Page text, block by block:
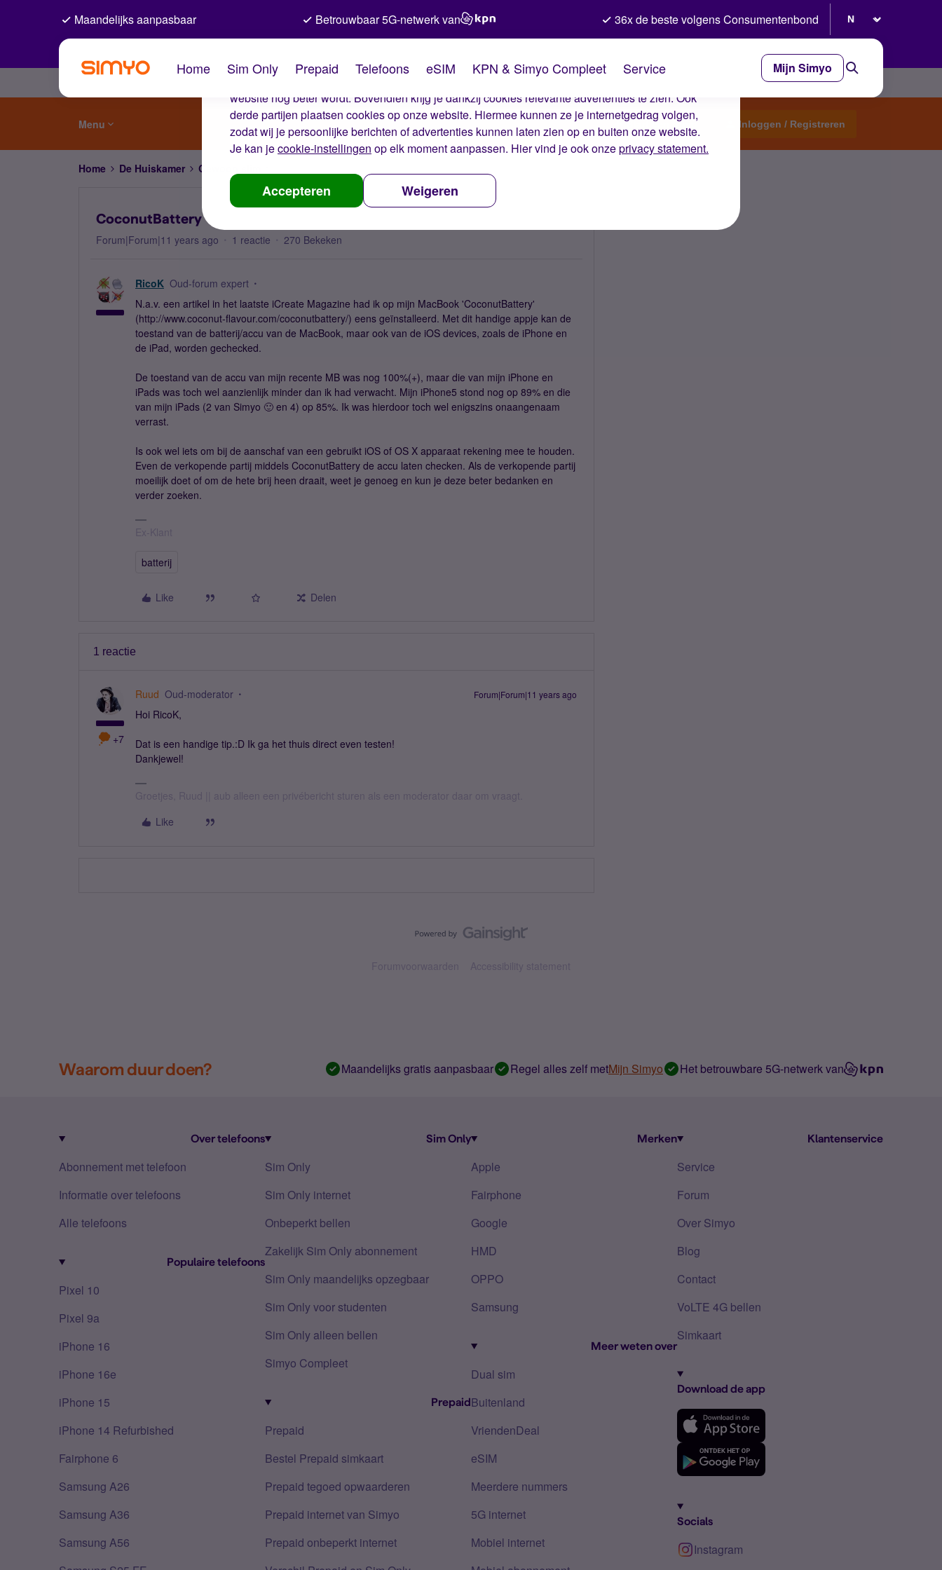
De cookies van Simyo
Wij gebruiken cookies op onze website. Met deze cookies zorgen wij ervoor dat je ervaring op de
website nog beter wordt. Bovendien krijg je dankzij cookies relevante advertenties te zien. Ook
derde partijen plaatsen cookies op onze website. Hiermee kunnen ze je internetgedrag volgen,
zodat wij je persoonlijke berichten of advertenties kunnen laten zien op en buiten onze website.
Je kan jecookie-instellingen op elk moment aanpassen. Hier vind je ook onzeprivacy statement.
Accepteren Weigeren
Maandelijks aanpasbaar Betrouwbaar 5G-netwerk van 36x de beste volgens Consumentenbond
Home Sim Only Prepaid Telefoons eSIM KPN & Simyo Compleet Service Mijn Simyo
Menu Start een topic Inloggen / Registreren
Home De Huiskamer Gewoon slim
CoconutBattery
Forum|Forum|11 years ago 1 reactie 270 Bekeken
RicoK Oud-forum expert
N.a.v. een artikel in het laatste iCreate Magazine had ik op mijn MacBook 'CoconutBattery'
(http://www.coconut-flavour.com/coconutbattery/) eens geïnstalleerd. Met dit handige appje kan de
toestand van de batterij/accu van de MacBook, maar ook van de iOS devices, zoals de iPhone en
de iPad, worden gechecked.
De toestand van de accu van mijn recente MB was nog 100%(+), maar die van mijn iPhone en
iPads was toch wel aanzienlijk minder dan ik had verwacht. Mijn iPhone5 stond nog op 89% en die
van mijn iPads (2 van Simyo 🙂 en 4) op 85%. Ik was hierdoor toch wel enigszins onaangenaam
verrast.
Is ook wel iets om bij de aanschaf van een gebruikt iOS of OS X apparaat rekening mee te houden.
Even de verkopende partij middels CoconutBattery de accu laten checken. Als de verkopende partij
moeilijk doet of om de hete brij heen draait, weet je genoeg en kun je deze beter bedanken en
verder zoeken.
Ex-Klant
batterij
Like Delen
1 reactie
+7
Ruud Oud-moderator Forum|Forum|11 years ago
Hoi RicoK,
Dat is een handige tip.:D Ik ga het thuis direct even testen!
Dankjewel!
Groetjes, Ruud || aub alleen een privébericht sturen als een moderator daar om vraagt.
Like
Forumvoorwaarden Accessibility statement
Waarom duur doen? Maandelijks gratis aanpasbaar Regel alles zelf metMijn Simyo Het betrouwbare 5G-netwerk van
Over telefoons
Abonnement met telefoon
Informatie over telefoons
Alle telefoons
Populaire telefoons
Pixel 10
Pixel 9a
iPhone 16
iPhone 16e
iPhone 15
iPhone 14 Refurbished
Fairphone 6
Samsung A26
Samsung A36
Samsung A56
Sim Only
Sim Only
Sim Only internet
Onbeperkt bellen
Zakelijk Sim Only abonnement
Sim Only maandelijks opzegbaar
Sim Only voor studenten
Sim Only alleen bellen
Simyo Compleet
Prepaid
Prepaid
Bestel Prepaid simkaart
Prepaid tegoed opwaarderen
Prepaid internet van Simyo
Prepaid onbeperkt internet
Merken
Apple
Fairphone
Google
HMD
OPPO
Samsung
Meer weten over
Dual sim
Buitenland
VriendenDeal
eSIM
Meerdere nummers
5G internet
Mobiel internet
Klantenservice
Service
Forum
Over Simyo
Blog
Contact
VoLTE 4G bellen
Simkaart
Download de app
Socials
Instagram